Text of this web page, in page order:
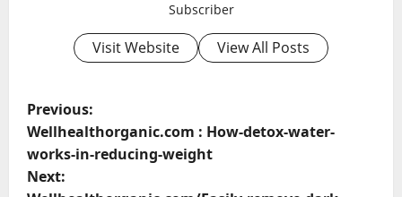
Subscriber
Visit Website View All Posts
P
o
Previous:
Wellhealthorganic.com : How-detox-water-
works-in-reducing-weight
Next: